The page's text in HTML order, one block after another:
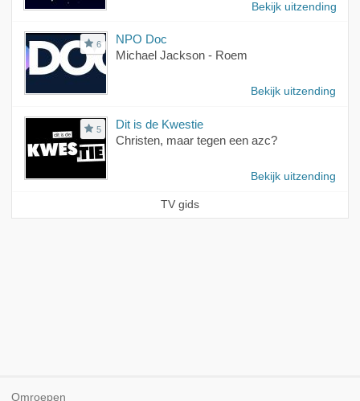
Bekijk uitzending
6
NPO Doc
Michael Jackson - Roem
Bekijk uitzending
5
Dit is de Kwestie
Christen, maar tegen een azc?
Bekijk uitzending
TV gids
Omroepen